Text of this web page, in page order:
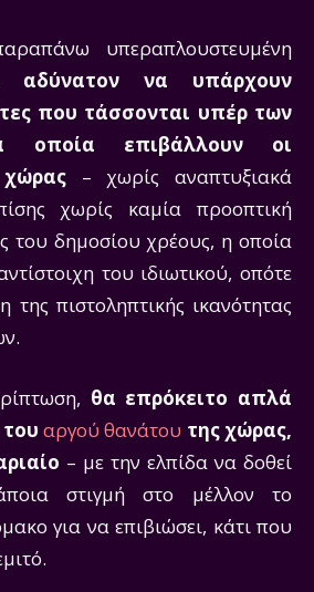
υπεραπλουστευμένη
αδύνατον να υπάρχουν
που τάσσονται υπέρ των
οποία επιβάλλουν οι
– χωρίς αναπτυξιακά
χωρίς καμία προοπτική
του δημοσίου χρέους, η οποία
του ιδιωτικού, οπότε
της πιστοληπτικής ικανότητας
θα επρόκειτο απλά
τουαργού θανάτου της χώρας,
– με την ελπίδα να δοθεί
στιγμή στο μέλλον το
για να επιβιώσει, κάτι που